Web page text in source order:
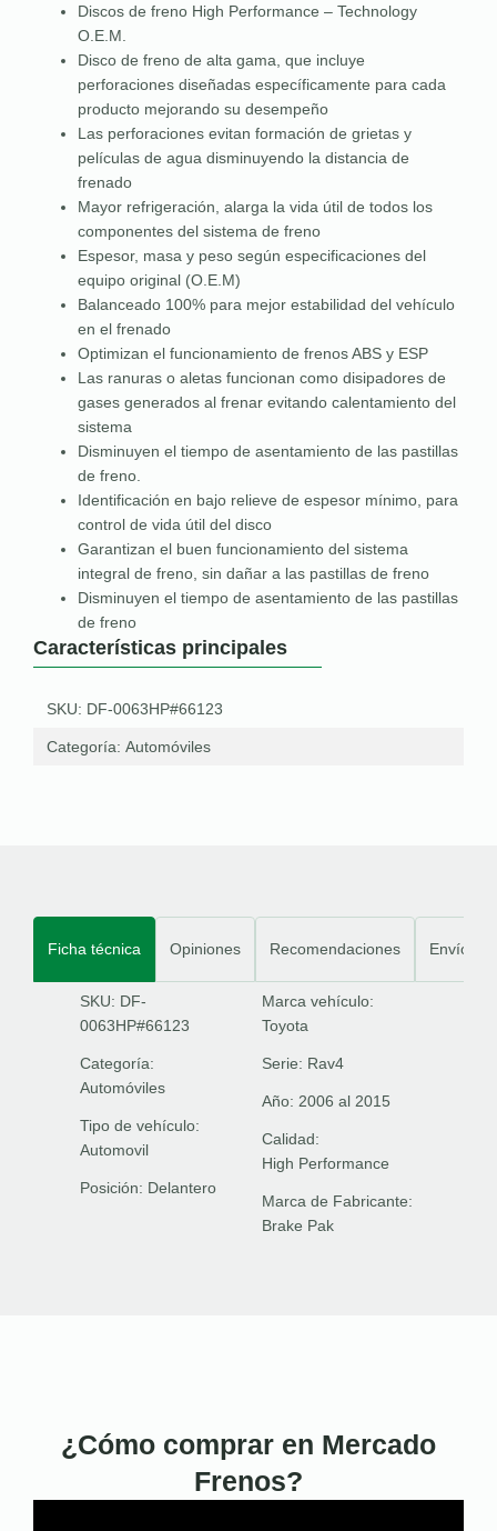
Discos de freno High Performance – Technology
O.E.M.
Disco de freno de alta gama, que incluye
perforaciones diseñadas específicamente para cada
producto mejorando su desempeño
Las perforaciones evitan formación de grietas y
películas de agua disminuyendo la distancia de
frenado
Mayor refrigeración, alarga la vida útil de todos los
componentes del sistema de freno
Espesor, masa y peso según especificaciones del
equipo original (O.E.M)
Balanceado 100% para mejor estabilidad del vehículo
en el frenado
Optimizan el funcionamiento de frenos ABS y ESP
Las ranuras o aletas funcionan como disipadores de
gases generados al frenar evitando calentamiento del
sistema
Disminuyen el tiempo de asentamiento de las pastillas
de freno.
Identificación en bajo relieve de espesor mínimo, para
control de vida útil del disco
Garantizan el buen funcionamiento del sistema
integral de freno, sin dañar a las pastillas de freno
Disminuyen el tiempo de asentamiento de las pastillas
de freno
Características principales
SKU: DF-0063HP#66123
Categoría: Automóviles
Ficha técnica Opiniones Recomendaciones Envíos
SKU: DF-
0063HP#66123
Categoría:
Automóviles
Tipo de vehículo:
Automovil
Posición: Delantero
Marca vehículo:
Toyota
Serie: Rav4
Año: 2006 al 2015
Calidad:
High Performance
Marca de Fabricante:
Brake Pak
¿Cómo comprar en Mercado
Frenos?